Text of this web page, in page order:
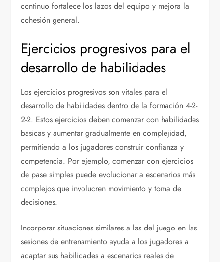
continuo fortalece los lazos del equipo y mejora la
cohesión general.
Ejercicios progresivos para el
desarrollo de habilidades
Los ejercicios progresivos son vitales para el
desarrollo de habilidades dentro de la formación 4-2-
2-2. Estos ejercicios deben comenzar con habilidades
básicas y aumentar gradualmente en complejidad,
permitiendo a los jugadores construir confianza y
competencia. Por ejemplo, comenzar con ejercicios
de pase simples puede evolucionar a escenarios más
complejos que involucren movimiento y toma de
decisiones.
Incorporar situaciones similares a las del juego en las
sesiones de entrenamiento ayuda a los jugadores a
adaptar sus habilidades a escenarios reales de